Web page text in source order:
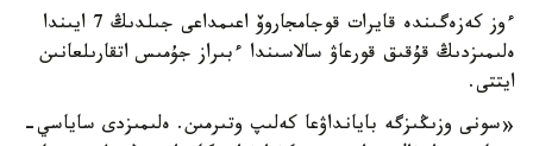
ءوز كەزەگىندە قايرات قوجامجاروۆ اعىمداعى جىلدىڭ 7 ايىندا
ەلىمىزدىڭ قۇقىق قورعاۋ سالاسىندا ءبىراز جۇمىس اتقارىلعانىن
ايتتى.
«سونى وزىڭىزگە بايانداۋعا كەلىپ وتىرمىن. ەلىمىزدى ساياسي-